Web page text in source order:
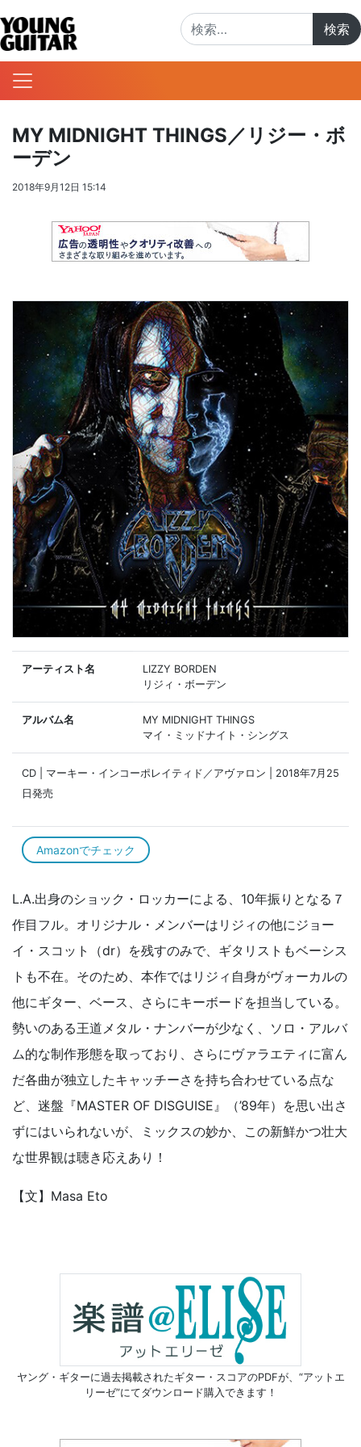
MY MIDNIGHT THINGS／リジー・ボ
ーデン
2018年9月12日 15:14
アーティスト名
LIZZY BORDEN
リジィ・ボーデン
アルバム名
MY MIDNIGHT THINGS
マイ・ミッドナイト・シングス
CD | マーキー・インコーポレイティド／アヴァロン | 2018年7月25
日発売
Amazonでチェック
L.A.出身のショック・ロッカーによる、10年振りとなる７
作目フル。オリジナル・メンバーはリジィの他にジョー
イ・スコット（dr）を残すのみで、ギタリストもベーシス
トも不在。そのため、本作ではリジィ自身がヴォーカルの
他にギター、ベース、さらにキーボードを担当している。
勢いのある王道メタル・ナンバーが少なく、ソロ・アルバ
ム的な制作形態を取っており、さらにヴァラエティに富ん
だ各曲が独立したキャッチーさを持ち合わせている点な
ど、迷盤『MASTER OF DISGUISE』（’89年）を思い出さ
ずにはいられないが、ミックスの妙か、この新鮮かつ壮大
な世界観は聴き応えあり！
【文】Masa Eto
ヤング・ギターに過去掲載されたギター・スコアのPDFが、 “アットエ
リーゼ”にてダウンロード購入できます！